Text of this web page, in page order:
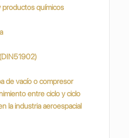
productos químicos
de vacío o compresor
entre ciclo y ciclo
la industriaaeroespacial